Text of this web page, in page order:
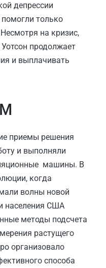
депрессии
только
на кризис,
продолжает
и выплачивать
приемы решения
и выполняли
машины. В
когда
волны новой
населения США
методы подсчета
растущего
организовало
способа